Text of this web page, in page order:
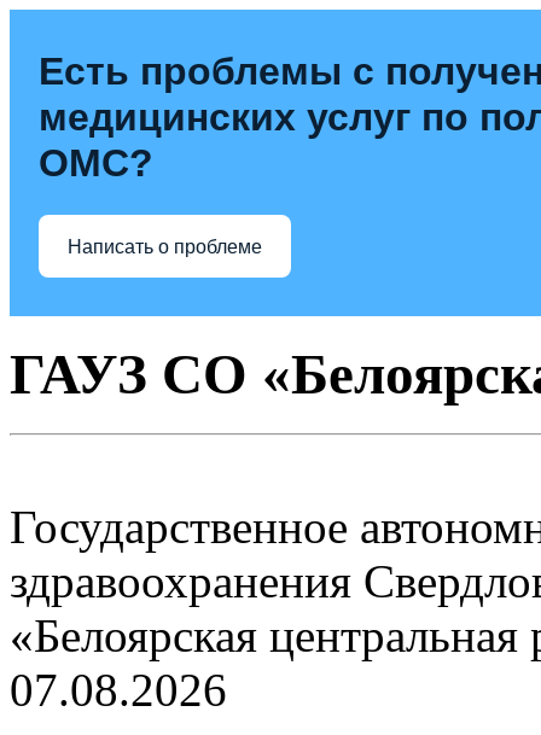
Есть проблемы с
медицинских услуг по
ОМС?
Написать о проблеме
ГАУЗ СО
Государственное
здравоохранения
«Белоярская
07.08.2026